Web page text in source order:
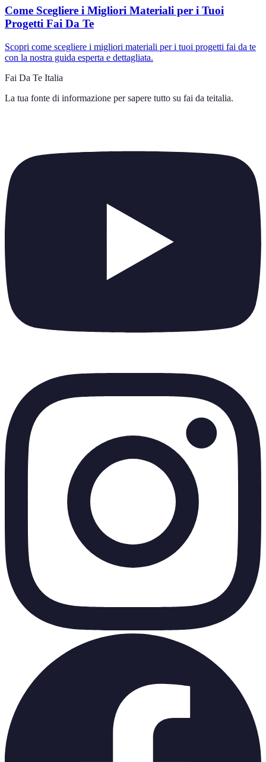
Come Scegliere i Migliori Materiali per i Tuoi
Progetti Fai Da Te
Scopri come scegliere i migliori materiali per i tuoi progetti fai da te
con la nostra guida esperta e dettagliata.
Fai Da Te Italia
La tua fonte di informazione per sapere tutto su fai da teitalia.